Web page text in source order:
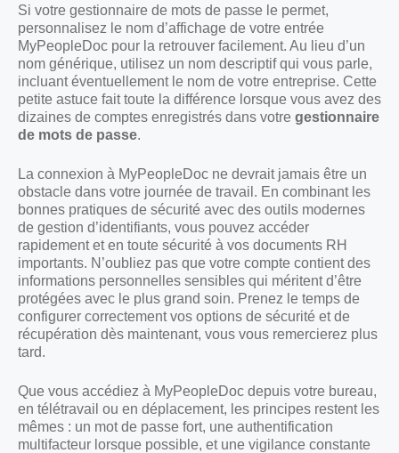
Si votre gestionnaire de mots de passe le permet,
personnalisez le nom d’affichage de votre entrée
MyPeopleDoc pour la retrouver facilement. Au lieu d’un
nom générique, utilisez un nom descriptif qui vous parle,
incluant éventuellement le nom de votre entreprise. Cette
petite astuce fait toute la différence lorsque vous avez des
dizaines de comptes enregistrés dans votre gestionnaire
de mots de passe.
La connexion à MyPeopleDoc ne devrait jamais être un
obstacle dans votre journée de travail. En combinant les
bonnes pratiques de sécurité avec des outils modernes
de gestion d’identifiants, vous pouvez accéder
rapidement et en toute sécurité à vos documents RH
importants. N’oubliez pas que votre compte contient des
informations personnelles sensibles qui méritent d’être
protégées avec le plus grand soin. Prenez le temps de
configurer correctement vos options de sécurité et de
récupération dès maintenant, vous vous remercierez plus
tard.
Que vous accédiez à MyPeopleDoc depuis votre bureau,
en télétravail ou en déplacement, les principes restent les
mêmes : un mot de passe fort, une authentification
multifacteur lorsque possible, et une vigilance constante